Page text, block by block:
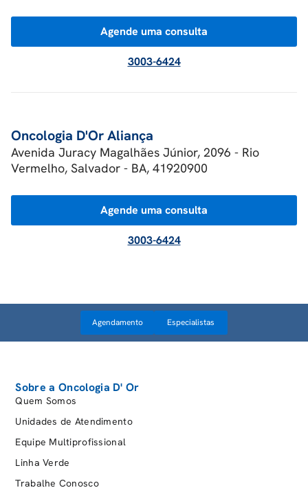
Agende uma consulta
3003-6424
Oncologia D'Or Aliança
Avenida Juracy Magalhães Júnior, 2096 - Rio
Vermelho, Salvador - BA, 41920900
Agende uma consulta
3003-6424
Agendamento Especialistas
Sobre a Oncologia D' Or
Quem Somos
Unidades de Atendimento
Equipe Multiprofissional
Linha Verde
Trabalhe Conosco